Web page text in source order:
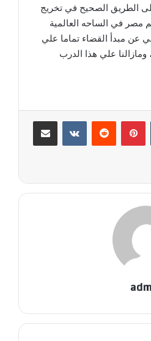
الطريق الصحيح في تخريج
مصر في الساحه العالمية
عن مبدأ القضاء تماما علي
ومازالنا علي هذا الدرب
بينتيريست